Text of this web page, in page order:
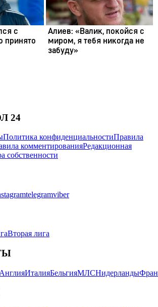
24
Политика конфиденциальностиПравила
комментированияРедакционная
собственности
telegramviber
Вторая лига
АнглияИталияБельгияМЛСНидерланды